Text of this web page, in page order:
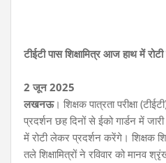
टीईटी पास शिक्षामित्र आज हाथ में
2 जून 2025
लखनऊ। शिक्षक पात्रता परीक्षा
प्रदर्शन छह दिनों से ईको गार्डन में
में रोटी लेकर प्रदर्शन करेंगे। शिक्षक
तले शिक्षामित्रों ने रविवार को मानव